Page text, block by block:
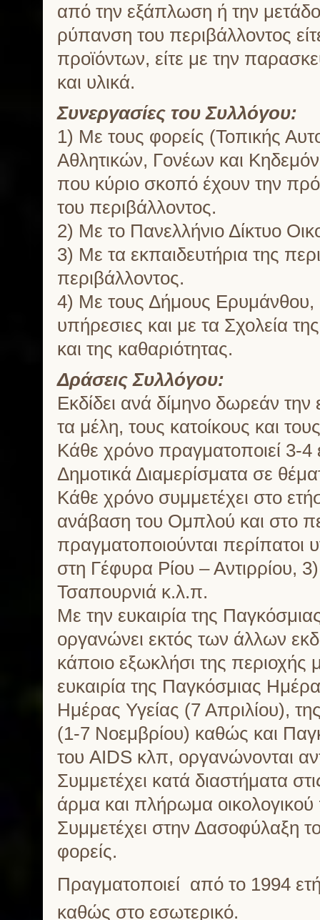
από την εξάπλωση ή την
ρύπανση του περιβάλλοντος
προϊόντων, είτε με την
και υλικά.
Συνεργασίες του Συλλόγου:
1) Με τους φορείς (Τοπικής
Αθλητικών, Γονέων και
που κύριο σκοπό έχουν την
του περιβάλλοντος.
2) Με το Πανελλήνιο Δίκτυο
3) Με τα εκπαιδευτήρια της
περιβάλλοντος.
4) Με τους Δήμους Ερυμάνθου,
υπήρεσιες και με τα Σχολεία
και της καθαριότητας.
Δράσεις Συλλόγου:
Εκδίδει ανά δίμηνο δωρεάν
τα μέλη, τους κατοίκους και
Κάθε χρόνο πραγματοποιεί 3-4
Δημοτικά Διαμερίσματα σε
Κάθε χρόνο συμμετέχει στο
ανάβαση του Ομπλού και στο
πραγματοποιούνται
στη Γέφυρα Ρίου – Αντιρρίου,
Τσαπουρνιά κ.λ.π.
Με την ευκαιρία της
οργανώνει εκτός των άλλων
κάποιο εξωκλήσι της
ευκαιρία της Παγκόσμιας
Ημέρας Υγείας (7 Απριλίου),
(1-7 Νοεμβρίου) καθώς και
του AIDS κλπ, οργανώνονται
Συμμετέχει κατά διαστήματα
άρμα και πλήρωμα οικολογικού
Συμμετέχει στην Δασοφύλαξη
φορείς.
Πραγματοποιεί από το 1994
καθώς στο εσωτερικό.